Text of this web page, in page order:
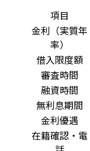
項目
金利（実質年
率）
借入限度額
審査時間
融資時間
無利息期間
金利優遇
在籍確認・電